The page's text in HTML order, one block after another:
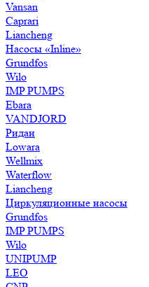
Vansan
Caprari
Liancheng
Насосы «Inline»
Grundfos
Wilo
IMP PUMPS
Ebara
VANDJORD
Ридан
Lowara
Wellmix
Waterflow
Liancheng
Циркуляционные насосы
Grundfos
IMP PUMPS
Wilo
UNIPUMP
LEO